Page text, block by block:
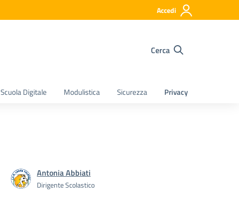
Accedi
Cerca
Scuola Digitale Modulistica Sicurezza Privacy
Antonia Abbiati
Dirigente Scolastico